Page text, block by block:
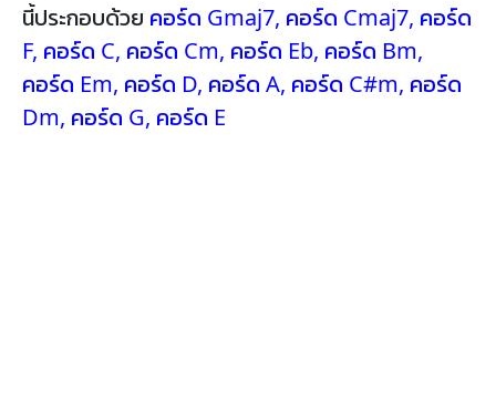
นี้ประกอบด้วย คอร์ด Gmaj7, คอร์ด Cmaj7, คอร์ด
F, คอร์ด C, คอร์ด Cm, คอร์ด Eb, คอร์ด Bm,
คอร์ด Em, คอร์ด D, คอร์ด A, คอร์ด C#m, คอร์ด
Dm, คอร์ด G, คอร์ด E